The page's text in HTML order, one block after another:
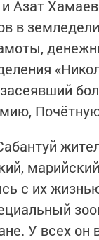
Азат
в
с их
У всех он